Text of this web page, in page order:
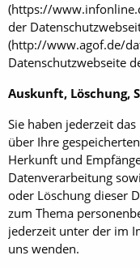
(https://
der
(http://www.agof.de/
Datenschutzwebseite
Auskunft, Löschung,
Sie haben jederzeit
über Ihre
Herkunft und
Datenverarbeitung
oder Löschung dieser
zum Thema
jederzeit unter der im
uns wenden.